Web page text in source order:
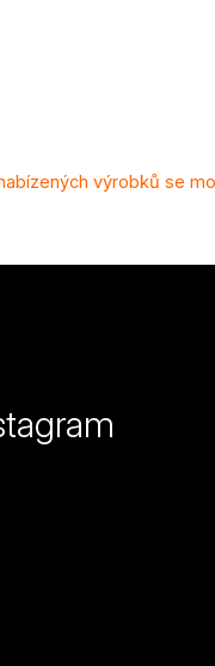
výrobků se